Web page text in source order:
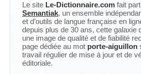
Le site Le-Dictionnaire.com fait
Semantiak, un ensemble
et d’outils de langue française en
depuis plus de 30 ans, cette galaxie
une image de qualité et de fiabilité
page dédiée au mot porte-aiguillon
travail régulier de mise à jour et de
éditoriale.